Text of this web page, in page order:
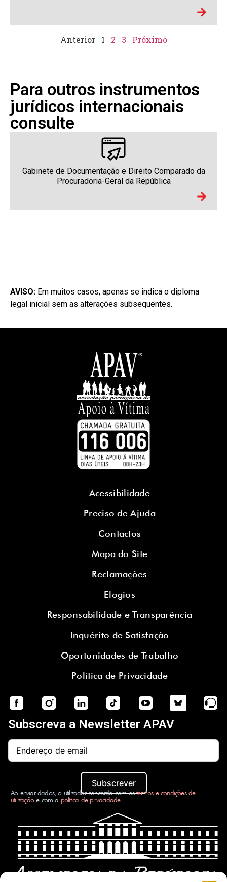
Anterior 1 2 3 Próximo
Para outros instrumentos
jurídicos internacionais
consulte
Gabinete de Documentação e Direito Comparado da
Procuradoria-Geral da República
AVISO: Em muitos casos, apenas se indica o diploma
legal inicial sem as alterações subsequentes.
Acessibilidade
Preciso de Ajuda
Contactos
Mapa do Site
Reclamações
Elogios
Responsabilidade e Transparência
Inquérito de Satisfação
Oportunidades de Trabalho
Política de Privacidade
Subscreva a Newsletter APAV
Subscrever
Ao enviar dados, o utilizador concorda com ostermos e condições de
utilizaçãoe com a política de privacidade.